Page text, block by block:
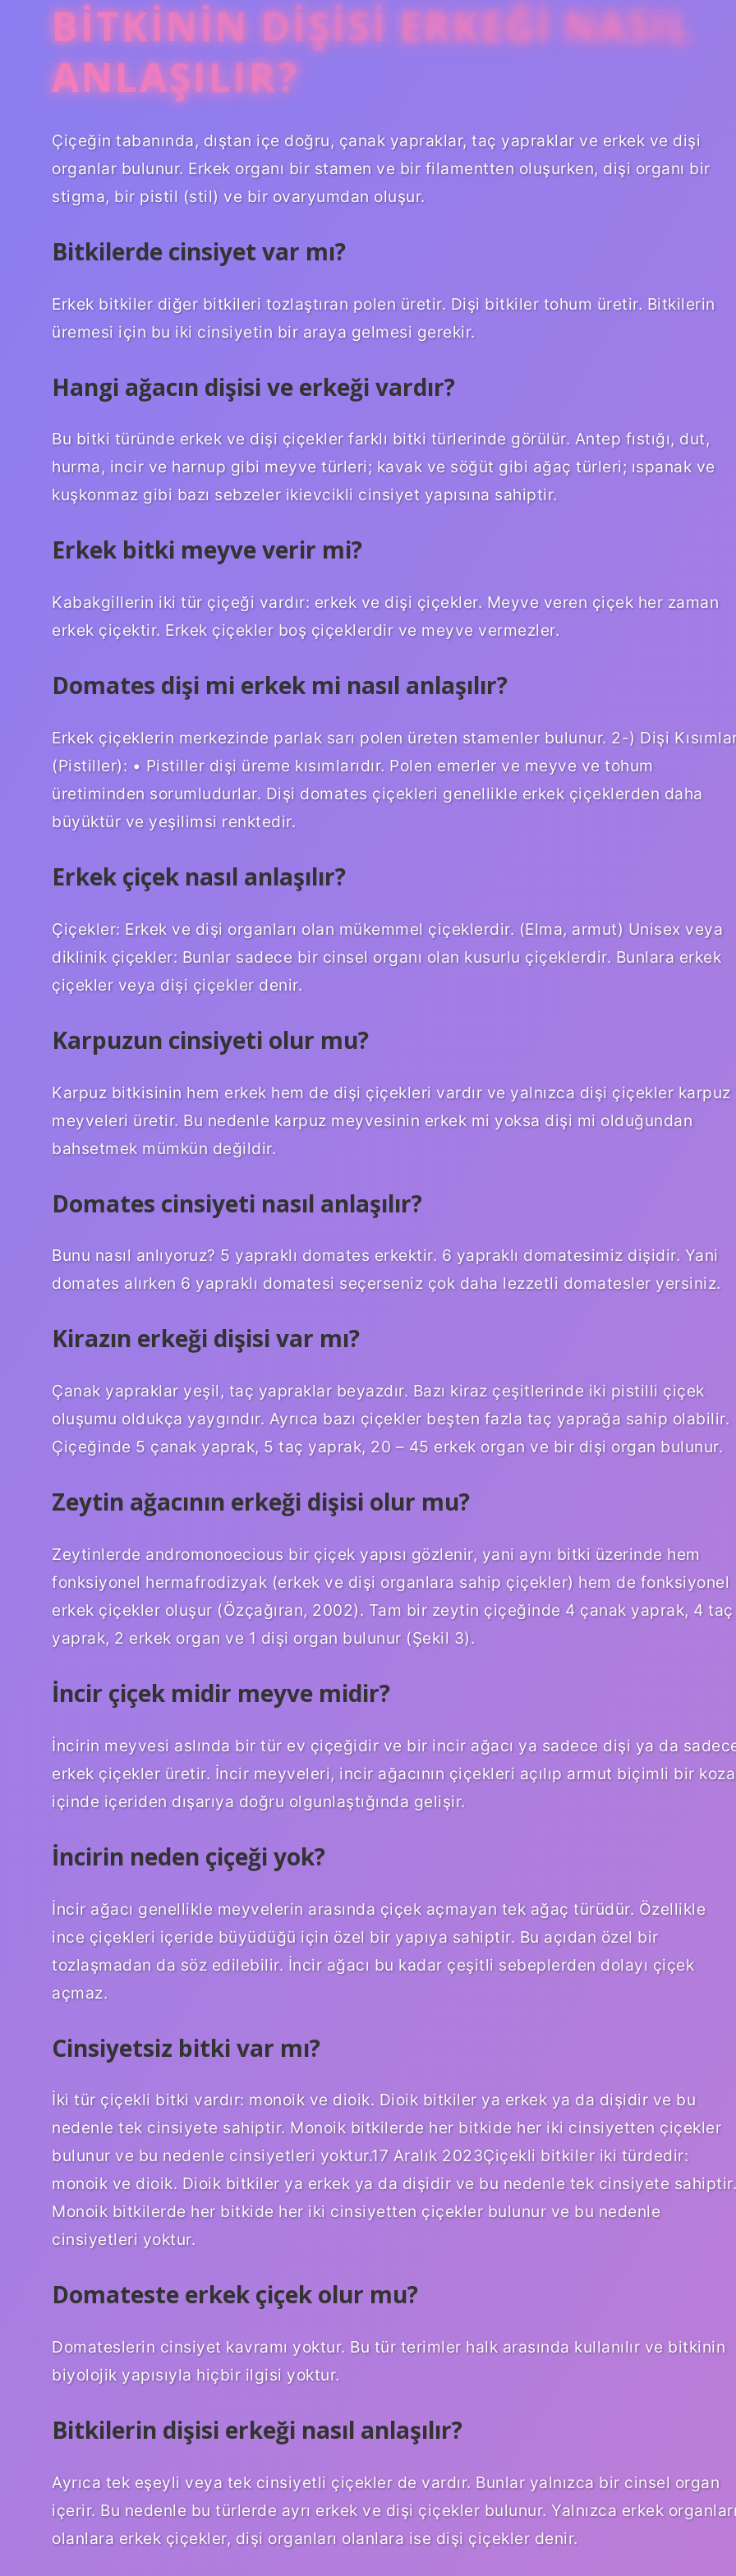
BITKININ DIŞISI ERKEĞI NASIL
ANLAŞILIR?
Çiçeğin tabanında, dıştan içe doğru, çanak yapraklar, taç yapraklar ve erkek ve dişi
organlar bulunur. Erkek organı bir stamen ve bir filamentten oluşurken, dişi organı bir
stigma, bir pistil (stil) ve bir ovaryumdan oluşur.
Bitkilerde cinsiyet var mı?
Erkek bitkiler diğer bitkileri tozlaştıran polen üretir. Dişi bitkiler tohum üretir. Bitkilerin
üremesi için bu iki cinsiyetin bir araya gelmesi gerekir.
Hangi ağacın dişisi ve erkeği vardır?
Bu bitki türünde erkek ve dişi çiçekler farklı bitki türlerinde görülür. Antep fıstığı, dut,
hurma, incir ve harnup gibi meyve türleri; kavak ve söğüt gibi ağaç türleri; ıspanak ve
kuşkonmaz gibi bazı sebzeler ikievcikli cinsiyet yapısına sahiptir.
Erkek bitki meyve verir mi?
Kabakgillerin iki tür çiçeği vardır: erkek ve dişi çiçekler. Meyve veren çiçek her zaman
erkek çiçektir. Erkek çiçekler boş çiçeklerdir ve meyve vermezler.
Domates dişi mi erkek mi nasıl anlaşılır?
Erkek çiçeklerin merkezinde parlak sarı polen üreten stamenler bulunur. 2-) Dişi
(Pistiller): • Pistiller dişi üreme kısımlarıdır. Polen emerler ve meyve ve tohum
üretiminden sorumludurlar. Dişi domates çiçekleri genellikle erkek çiçeklerden daha
büyüktür ve yeşilimsi renktedir.
Erkek çiçek nasıl anlaşılır?
Çiçekler: Erkek ve dişi organları olan mükemmel çiçeklerdir. (Elma, armut) Unisex veya
diklinik çiçekler: Bunlar sadece bir cinsel organı olan kusurlu çiçeklerdir. Bunlara erkek
çiçekler veya dişi çiçekler denir.
Karpuzun cinsiyeti olur mu?
Karpuz bitkisinin hem erkek hem de dişi çiçekleri vardır ve yalnızca dişi çiçekler karpuz
meyveleri üretir. Bu nedenle karpuz meyvesinin erkek mi yoksa dişi mi olduğundan
bahsetmek mümkün değildir.
Domates cinsiyeti nasıl anlaşılır?
Bunu nasıl anlıyoruz? 5 yapraklı domates erkektir. 6 yapraklı domatesimiz dişidir. Yani
domates alırken 6 yapraklı domatesi seçerseniz çok daha lezzetli domatesler yersiniz.
Kirazın erkeği dişisi var mı?
Çanak yapraklar yeşil, taç yapraklar beyazdır. Bazı kiraz çeşitlerinde iki pistilli çiçek
oluşumu oldukça yaygındır. Ayrıca bazı çiçekler beşten fazla taç yaprağa sahip olabilir.
Çiçeğinde 5 çanak yaprak, 5 taç yaprak, 20 – 45 erkek organ ve bir dişi organ bulunur.
Zeytin ağacının erkeği dişisi olur mu?
Zeytinlerde andromonoecious bir çiçek yapısı gözlenir, yani aynı bitki üzerinde hem
fonksiyonel hermafrodizyak (erkek ve dişi organlara sahip çiçekler) hem de fonksiyonel
erkek çiçekler oluşur (Özçağıran, 2002). Tam bir zeytin çiçeğinde 4 çanak yaprak, 4 taç
yaprak, 2 erkek organ ve 1 dişi organ bulunur (Şekil 3).
İncir çiçek midir meyve midir?
İncirin meyvesi aslında bir tür ev çiçeğidir ve bir incir ağacı ya sadece dişi ya da
erkek çiçekler üretir. İncir meyveleri, incir ağacının çiçekleri açılıp armut biçimli bir koza
içinde içeriden dışarıya doğru olgunlaştığında gelişir.
İncirin neden çiçeği yok?
İncir ağacı genellikle meyvelerin arasında çiçek açmayan tek ağaç türüdür. Özellikle
ince çiçekleri içeride büyüdüğü için özel bir yapıya sahiptir. Bu açıdan özel bir
tozlaşmadan da söz edilebilir. İncir ağacı bu kadar çeşitli sebeplerden dolayı çiçek
açmaz.
Cinsiyetsiz bitki var mı?
İki tür çiçekli bitki vardır: monoik ve dioik. Dioik bitkiler ya erkek ya da dişidir ve bu
nedenle tek cinsiyete sahiptir. Monoik bitkilerde her bitkide her iki cinsiyetten çiçekler
bulunur ve bu nedenle cinsiyetleri yoktur.17 Aralık 2023Çiçekli bitkiler iki türdedir:
monoik ve dioik. Dioik bitkiler ya erkek ya da dişidir ve bu nedenle tek cinsiyete sahiptir.
Monoik bitkilerde her bitkide her iki cinsiyetten çiçekler bulunur ve bu nedenle
cinsiyetleri yoktur.
Domateste erkek çiçek olur mu?
Domateslerin cinsiyet kavramı yoktur. Bu tür terimler halk arasında kullanılır ve bitkinin
biyolojik yapısıyla hiçbir ilgisi yoktur.
Bitkilerin dişisi erkeği nasıl anlaşılır?
Ayrıca tek eşeyli veya tek cinsiyetli çiçekler de vardır. Bunlar yalnızca bir cinsel organ
içerir. Bu nedenle bu türlerde ayrı erkek ve dişi çiçekler bulunur. Yalnızca erkek
olanlara erkek çiçekler, dişi organları olanlara ise dişi çiçekler denir.